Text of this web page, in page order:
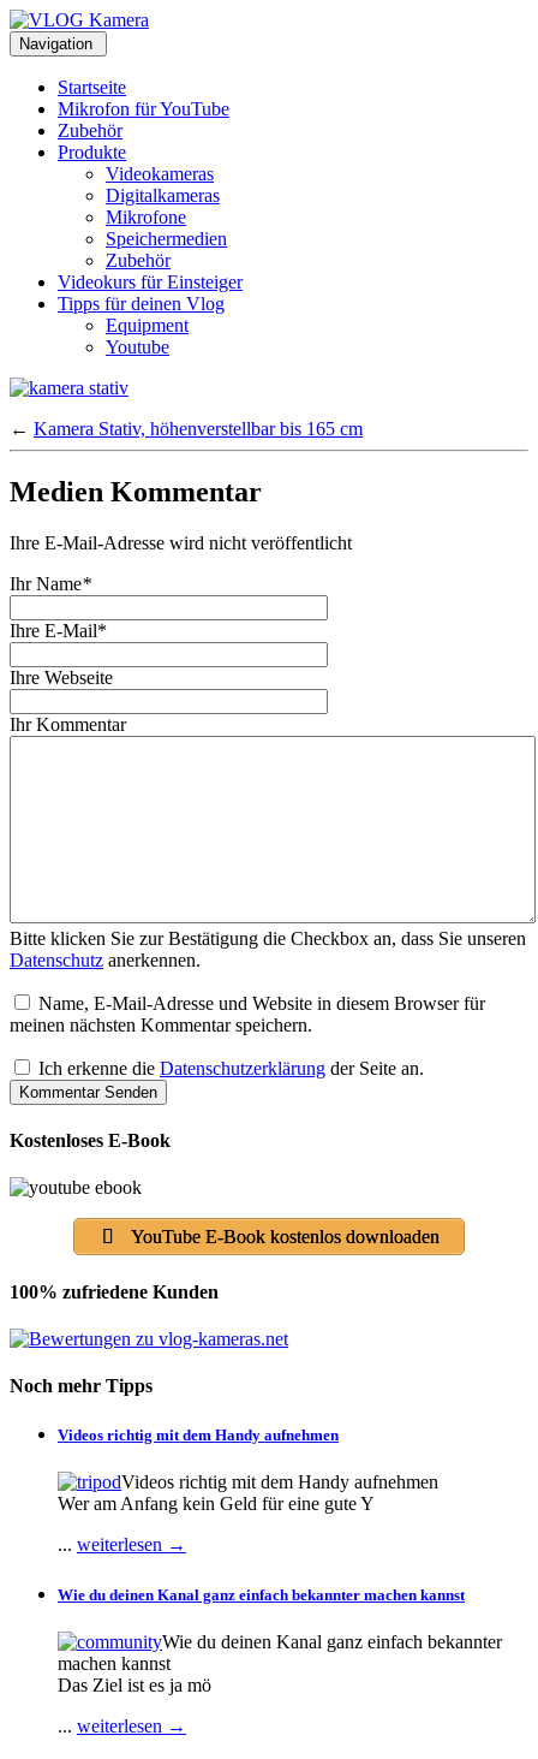
Toggle
navigation
Navigation
Startseite
Mikrofon für YouTube
Zubehör
Produkte
Videokameras
Digitalkameras
Mikrofone
Speichermedien
Zubehör
Videokurs für Einsteiger
Tipps für deinen Vlog
Equipment
Youtube
← Kamera Stativ, höhenverstellbar bis 165 cm
Medien Kommentar
Ihre E-Mail-Adresse wird nicht veröffentlicht
Ihr Name*
Ihre E-Mail*
Ihre Webseite
Ihr Kommentar
Bitte klicken Sie zur Bestätigung die Checkbox an, dass Sie unseren
Datenschutz anerkennen.
Name, E-Mail-Adresse und Website in diesem Browser für
meinen nächsten Kommentar speichern.
Ich erkenne die Datenschutzerklärung der Seite an.
Kostenloses E-Book
YouTube E-Book kostenlos downloaden
100% zufriedene Kunden
Noch mehr Tipps
Videos richtig mit dem Handy aufnehmen
Videos richtig mit dem Handy aufnehmen
Wer am Anfang kein Geld für eine gute Y
... weiterlesen →
Wie du deinen Kanal ganz einfach bekannter machen kannst
Wie du deinen Kanal ganz einfach bekannter
machen kannst
Das Ziel ist es ja mö
... weiterlesen →